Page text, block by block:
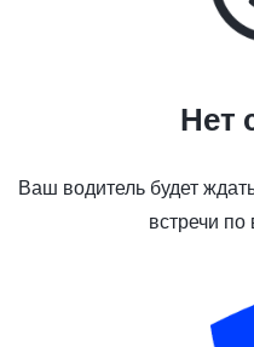
Нет
Ваш водитель будет
встречи